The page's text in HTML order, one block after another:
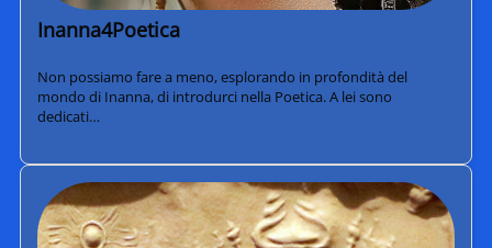
Inanna4Poetica
Non possiamo fare a meno, esplorando in profondità del
mondo di Inanna, di introdurci nella Poetica. A lei sono
dedicati…